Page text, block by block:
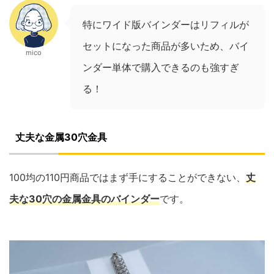
mico
特にワイド版バインダーはリフィルが
セットになった商品が多いため、バイ
ンダー単体で購入できるのも強すぎ
る！
丈夫な金属30穴金具
100均の110円商品ではまず手にすることができない、 丈
夫な30穴の金属金具のバインダーです。